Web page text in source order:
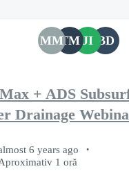
MMTM JI BD
+ ADS
Drainage
6 years ago
1 oră